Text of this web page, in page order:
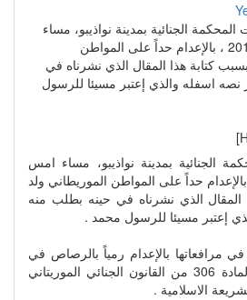
الجنائية بمدينة نواذيبو، مساء
امس الأربعاء 24 دجنبر 2014 ، بالإعدام حداً على المواطن
كتابة هذا المقال الذي نشرناه في
اسفله والذي إعتبر مسيئا للرسول
بمدينة نواذيبو، مساء امس
24 دجنبر 2014 ، بالإعدام حداً على المواطن الموريطاني ولد
الذي نشرناه في حينه بطلب منه
إعتبر مسيئا للرسول محمد .
مرافعاتها بالإعدام رمياً بالرصاص في
حق المتهم، وذلك وفق المادة 306 من القانون الجنائي الموريتاني
الاسلامية .